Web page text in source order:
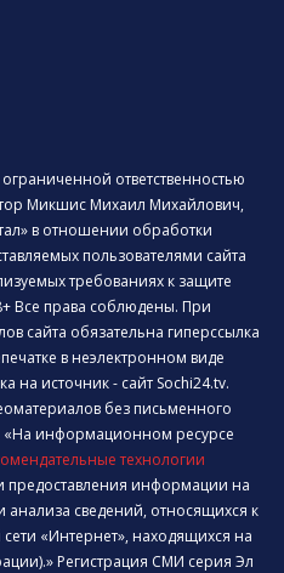
ответственностью
Микшис Михаил Михайлович,
в отношении обработки
пользователями сайта
требованиях к защите
Все права соблюдены. При
сайта обязательна гиперссылка
в неэлектронном виде
на источник - сайт Sochi24.tv.
без письменного
«На информационном ресурсе
технологии
информации на
анализа сведений, относящихся к
«Интернет», находящихся на
Регистрация СМИ серия Эл